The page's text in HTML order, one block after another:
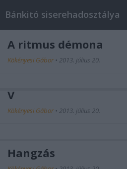
Bánkitó siserehadosztálya
A ritmus démona
Kökényesi Gábor • 2013. július 20.
V
Kökényesi Gábor • 2013. július 20.
Hangzás